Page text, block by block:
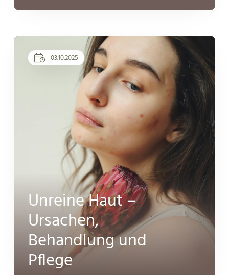
03.10.2025
Unreine Haut –
Ursachen,
Behandlung und
Pflege